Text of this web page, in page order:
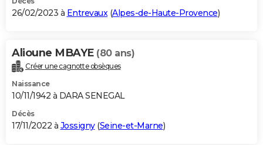
26/02/2023 à Entrevaux (Alpes-de-Haute-Provence)
Alioune MBAYE (80 ans)
Créer une cagnotte obsèques
Naissance
10/11/1942 à DARA SENEGAL
Décès
17/11/2022 à Jossigny(Seine-et-Marne)